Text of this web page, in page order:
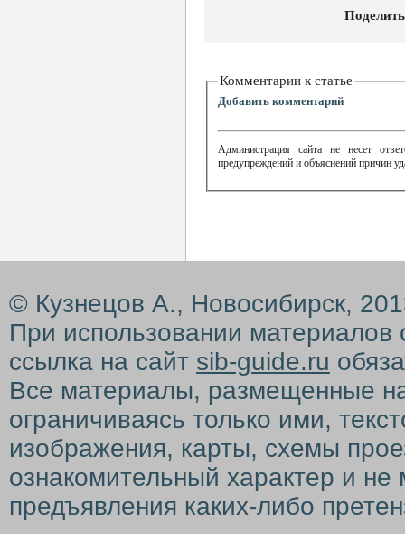
Комментарии к статье
Добавить комментарий
Администрация сайта не несет
предупреждений и объяснений причин
© Кузнецов А., Новосибирск,
При использовании материалов
ссылка на сайт sib-guide.ru
Все материалы, размещенные
ограничиваясь только ими,
изображения, карты, схемы
ознакомительный характер и
предъявления каких-либо